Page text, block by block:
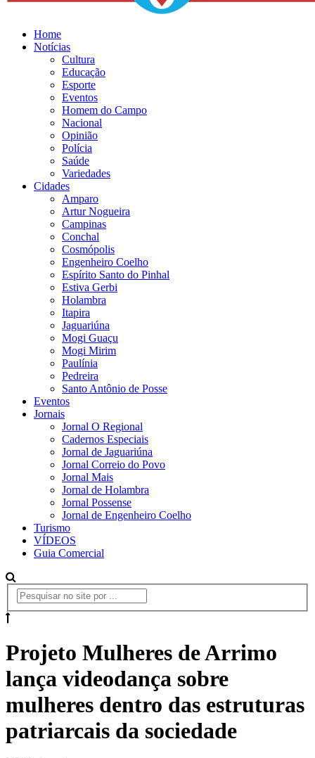
Home
Notícias
Cultura
Educação
Esporte
Eventos
Homem do Campo
Nacional
Opinião
Polícia
Saúde
Variedades
Cidades
Amparo
Artur Nogueira
Campinas
Conchal
Cosmópolis
Engenheiro Coelho
Espírito Santo do Pinhal
Estiva Gerbi
Holambra
Itapira
Jaguariúna
Mogi Guaçu
Mogi Mirim
Paulínia
Pedreira
Santo Antônio de Posse
Eventos
Jornais
Jornal O Regional
Cadernos Especiais
Jornal de Jaguariúna
Jornal Correio do Povo
Jornal Mais
Jornal de Holambra
Jornal Possense
Jornal de Engenheiro Coelho
Turismo
VÍDEOS
Guia Comercial
Projeto Mulheres de Arrimo
lança videodança sobre
mulheres dentro das estruturas
patriarcais da sociedade